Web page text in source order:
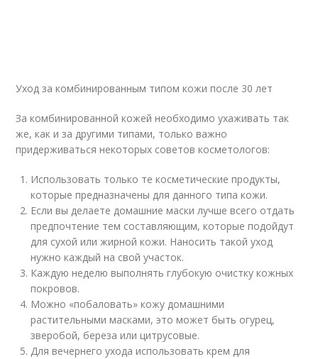
Уход за комбинированным типом кожи после 30 лет
За комбинированной кожей необходимо ухаживать так
же, как и за другими типами, только важно
придерживаться некоторых советов косметологов:
Использовать только те косметические продукты,
которые предназначены для данного типа кожи.
Если вы делаете домашние маски лучше всего отдать
предпочтение тем составляющим, которые подойдут
для сухой или жирной кожи. Наносить такой уход
нужно каждый на свой участок.
Каждую неделю выполнять глубокую очистку кожных
покровов.
Можно «побаловать» кожу домашними
растительными масками, это может быть огурец,
зверобой, береза или цитрусовые.
Для вечернего ухода использовать крем для